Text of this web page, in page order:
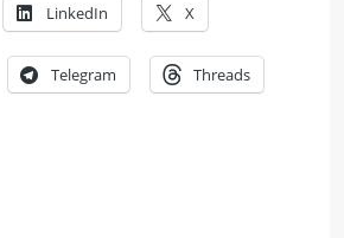
LinkedIn X
Telegram Threads